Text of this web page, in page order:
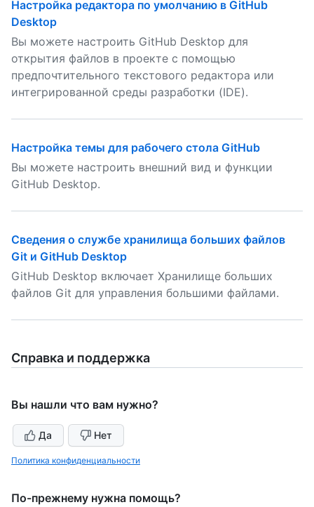
Настройка редактора по умолчанию в GitHub
Desktop
Вы можете настроить GitHub Desktop для
открытия файлов в проекте с помощью
предпочтительного текстового редактора или
интегрированной среды разработки (IDE).
Настройка темы для рабочего стола GitHub
Вы можете настроить внешний вид и функции
GitHub Desktop.
Сведения о службе хранилища больших файлов
Git и GitHub Desktop
GitHub Desktop включает Хранилище больших
файлов Git для управления большими файлами.
Справка и поддержка
Вы нашли что вам нужно?
Да Нет
Политика конфиденциальности
По-прежнему нужна помощь?